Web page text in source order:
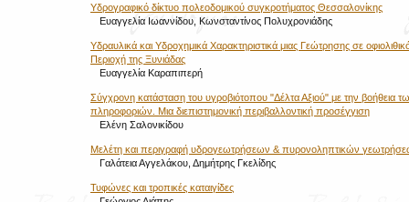
Υδρογραφικό δίκτυο πολεοδομικού συγκροτήματος Θεσσαλονίκης
Ευαγγελία Ιωαννίδου, Κωνσταντίνος Πολυχρονιάδης
Υδραυλικά και Υδροχημικά Χαρακτηριστικά μιας Γεώτρησης σε
Περιοχή της Ξυνιάδας
Ευαγγελία Καραπιπερή
Σύγχρονη κατάσταση του υγροβιότοπου "Δέλτα Αξιού" με την βοήθεια
πληροφοριών. Μια διεπιστημονική περιβαλλοντική προσέγγιση
Ελένη Σαλονικίδου
Μελέτη και περιγραφή υδρογεωτρήσεων & πυρονοληπτικών
Γαλάτεια Αγγελάκου, Δημήτρης Γκελίδης
Τυφώνες και τροπικές καταιγίδες